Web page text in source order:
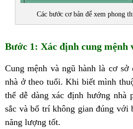
Các bước cơ bản để xem phong
Bước 1: Xác định cung mệnh
Cung mệnh và ngũ hành là cơ sở
nhà ở theo tuổi. Khi biết mình
thể dễ dàng xác định hướng nhà
sắc và bố trí không gian đúng với
năng lượng tốt.